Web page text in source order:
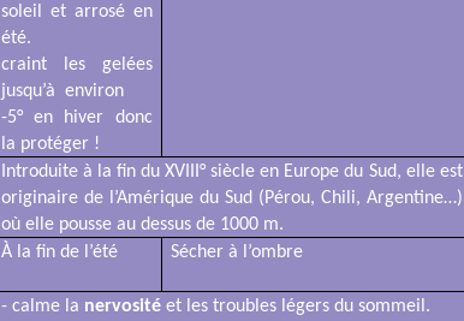
soleil et arrosé en
été.
craint les gelées
jusqu’à environ
-5° en hiver donc
la protéger !
Introduite à la fin du XVIII° siècle en Europe du Sud, elle est
originaire de l’Amérique du Sud (Pérou, Chili, Argentine…)
où elle pousse au dessus de 1000 m.
À la fin de l’été Sécher à l’ombre
- calme la nervosité et les troubles légers du sommeil.